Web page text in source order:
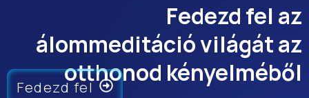
Fedezd fel az
álommeditáció világát az
otthonod kényelméből
Fedezd fel